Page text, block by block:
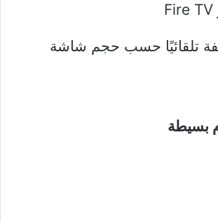
تلقائيًا حسب حجم شاشة
بسيطة